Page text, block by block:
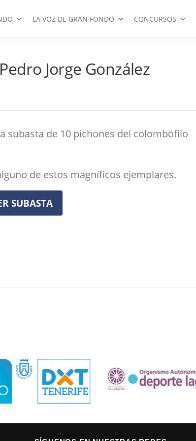
LA VOZ DE GRAN FONDO CONCURSOS
Jorge González
subasta de 10 pichones del colombófilo
de estos magníficos ejemplares.
SUBASTA